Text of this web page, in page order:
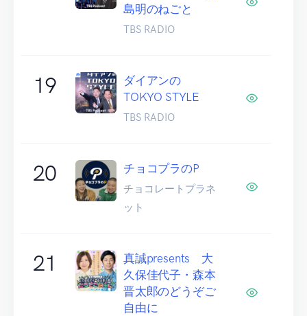
島明のねごと
TBS RADIO
19
ダイアンの
TOKYO STYLE
TBS RADIO
20 チョコプラのP
チョコレートプラネ
ット
21
真誠presents 大
久保佳代子・森本
晋太郎のどうぞご
自由に